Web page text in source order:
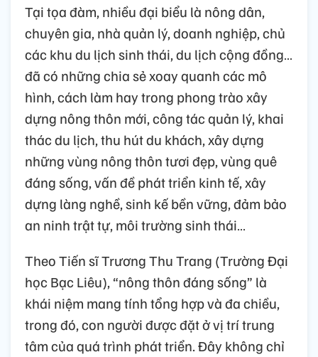
Tại tọa đàm, nhiều đại biểu là nông dân,
chuyên gia, nhà quản lý, doanh nghiệp, chủ
các khu du lịch sinh thái, du lịch cộng đồng…
đã có những chia sẻ xoay quanh các mô
hình, cách làm hay trong phong trào xây
dựng nông thôn mới, công tác quản lý, khai
thác du lịch, thu hút du khách, xây dựng
những vùng nông thôn tươi đẹp, vùng quê
đáng sống, vấn đề phát triển kinh tế, xây
dựng làng nghề, sinh kế bền vững, đảm bảo
an ninh trật tự, môi trường sinh thái…
Theo Tiến sĩ Trương Thu Trang (Trường Đại
học Bạc Liêu), “nông thôn đáng sống” là
khái niệm mang tính tổng hợp và đa chiều,
trong đó, con người được đặt ở vị trí trung
tâm của quá trình phát triển. Đây không chỉ